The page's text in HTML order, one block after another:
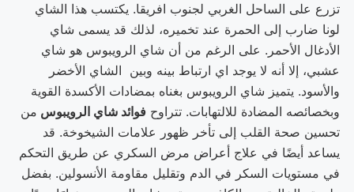
تزرع على الساحل الغربي لجنوب افريقا. يكتسب هذا الشاي
لونا ضارب إلى الحمرة عند تخميره، لذلك قد يسمى شاي
الأدغال الأحمر. على الرغم من أن شاي الرويبوس هو شاي
عشبي، إلا أنه لا يوجد اي ارتباط بينه وبين الشاي الأخضر
والأسود. يتميز شاي الرويبوس بغناه بمضادات الأكسدة القوية
وبخصائصه المضادة للالتهابات. تتراوح فوائد شاي الرويبوس من
تحسين صحة القلب إلى تأخر ظهور علامات الشيخوخة. قد
يساعد أيضًا في علاج أعراض مرض السكري عن طريق التحكم
في مستويات السكر في الدم وتقليل مقاومة الأنسولين. بفضل